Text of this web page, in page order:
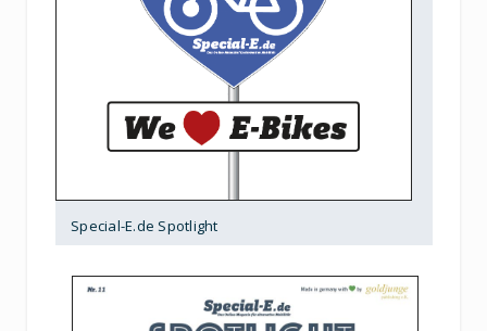
Special-E.de Spotlight